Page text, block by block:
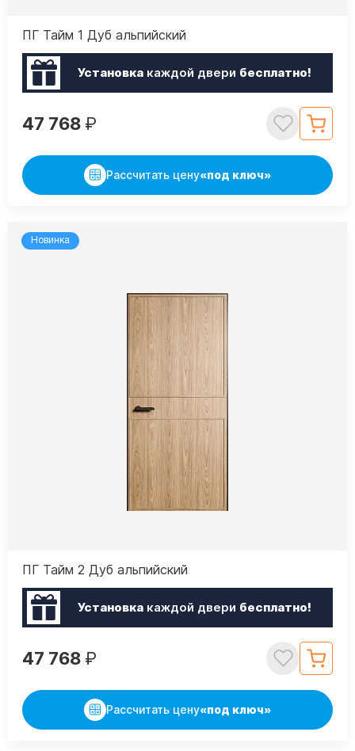
ПГ Тайм 1 Дуб альпийский
Установкакаждой двери бесплатно!
47 768 ₽
Рассчитать цену«под ключ»
Новинка
ПГ Тайм 2 Дуб альпийский
Установкакаждой двери бесплатно!
47 768 ₽
Рассчитать цену«под ключ»